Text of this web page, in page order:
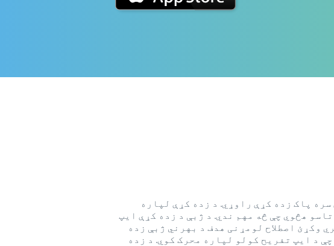
پاک زده کړې راوړي. د زده کړې لپاره
هڅوي چې څه مهم ندي. د ژبې د زده کړې ایپ
وکړئ اصطلاح لومړنی هدف د بهرني ژبې زده
د ایپ تفریح ​​کولو لپاره محرک کوي. د زده